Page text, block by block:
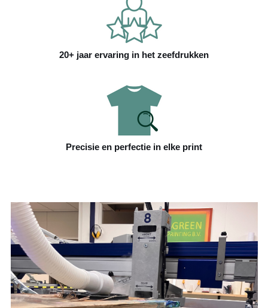
20+ jaar ervaring in het zeefdrukken
Precisie en perfectie in elke print